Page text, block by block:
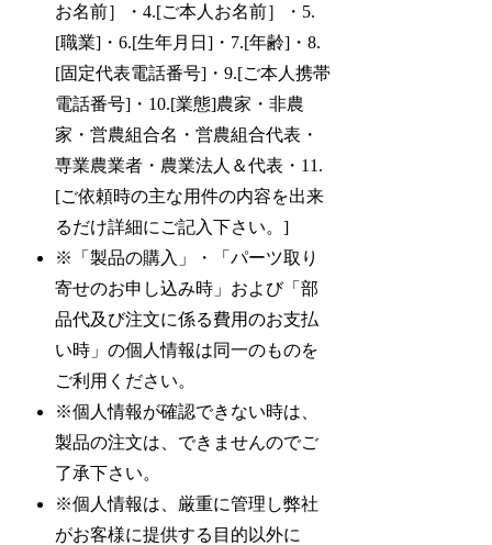
お名前］・4.[ご本人お名前］・5.
[職業]・6.[生年月日]・7.[年齢]・8.
[固定代表電話番号]・9.[ご本人携帯
電話番号]・10.[業態]農家・非農
家・営農組合名・営農組合代表・
専業農業者・農業法人＆代表・11.
[ご依頼時の主な用件の内容を出来
るだけ詳細にご記入下さい。]
※「製品の購入」・「パーツ取り
寄せのお申し込み時」および「部
品代及び注文に係る費用のお支払
い時」の個人情報は同一のものを
ご利用ください。
※個人情報が確認できない時は、
製品の注文は、できませんのでご
了承下さい。
※個人情報は、厳重に管理し弊社
がお客様に提供する目的以外に